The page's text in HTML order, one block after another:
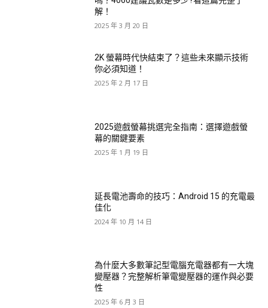
解！
2025 年 3 月 20 日
2K 螢幕時代快結束了？這些未來顯示技術
你必須知道！
2025 年 2 月 17 日
2025遊戲螢幕挑選完全指南：選擇遊戲螢
幕的關鍵要素
2025 年 1 月 19 日
延長電池壽命的技巧：Android 15 的充電最
佳化
2024 年 10 月 14 日
為什麼大多數筆記型電腦充電器都有一大塊
變壓器？完整解析筆電變壓器的運作與必要
性
2025 年 6 月 3 日